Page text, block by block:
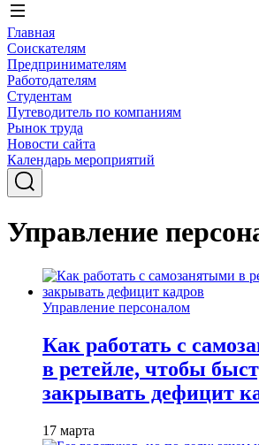
Главная
Соискателям
Предпринимателям
Работодателям
Студентам
Путеводитель по компаниям
Рынок труда
Новости сайта
Календарь мероприятий
Управление
Управление персоналом
Как работать с
в ретейле, чтобы
закрывать дефицит
17 марта